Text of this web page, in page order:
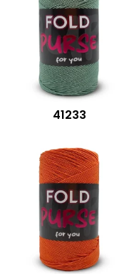
41233